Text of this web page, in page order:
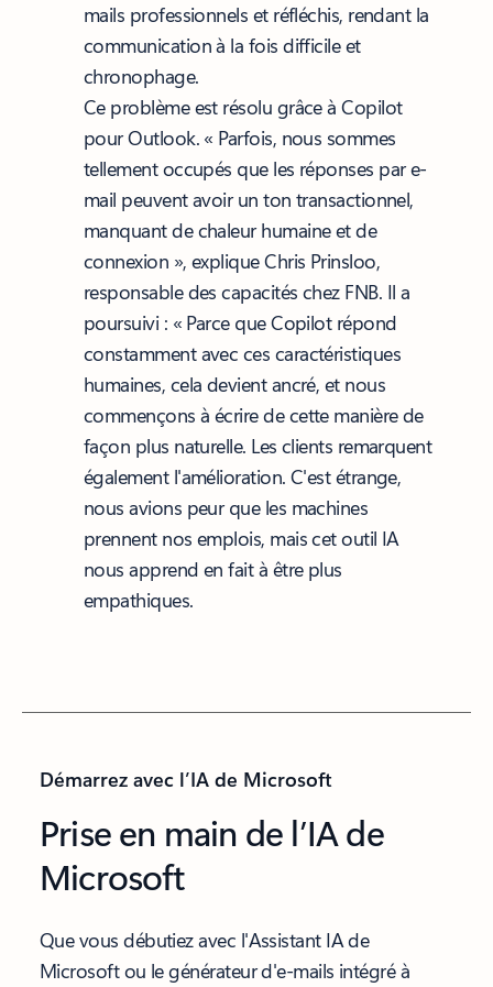
mails professionnels et réfléchis, rendant la
communication à la fois difficile et
chronophage.
Ce problème est résolu grâce à Copilot
pour Outlook. « Parfois, nous sommes
tellement occupés que les réponses par e-
mail peuvent avoir un ton transactionnel,
manquant de chaleur humaine et de
connexion », explique Chris Prinsloo,
responsable des capacités chez FNB. Il a
poursuivi : « Parce que Copilot répond
constamment avec ces caractéristiques
humaines, cela devient ancré, et nous
commençons à écrire de cette manière de
façon plus naturelle. Les clients remarquent
également l'amélioration. C'est étrange,
nous avions peur que les machines
prennent nos emplois, mais cet outil IA
nous apprend en fait à être plus
empathiques.
Démarrez avec l’IA de Microsoft
Prise en main de l’IA de
Microsoft
Que vous débutiez avec l'Assistant IA de
Microsoft ou le générateur d'e-mails intégré à